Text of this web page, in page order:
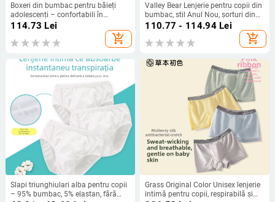
Boxeri din bumbac pentru băieți
adolescenți – confortabili în
perioada de creștere
114.73 Lei
add_shopping_cart
Valley Bear Lenjerie pentru copii din
bumbac, stil Anul Nou, șorturi din
bumbac 95%
110.77 - 114.94Lei
add_shopping_cart
Slapi triunghiulari alba pentru copii
– 95% bumbac, 5% elastan, fără
Grass Original Color Unisex lenjerie
intimă pentru copii, respirabilă și